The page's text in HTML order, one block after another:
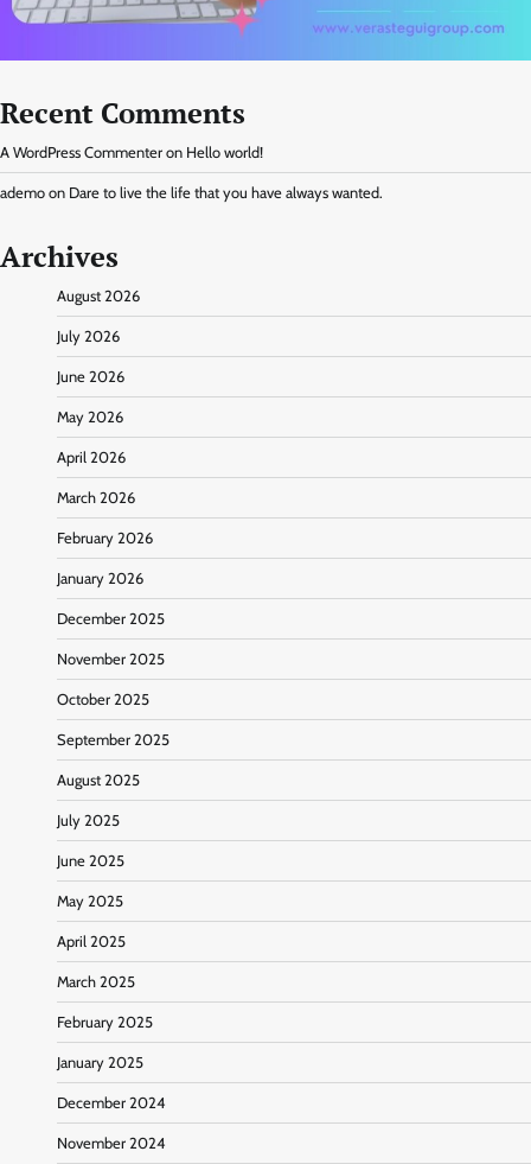
Recent Comments
A WordPress Commenter on Hello world!
ademo on Dare to live the life that you have always wanted.
Archives
August 2026
July 2026
June 2026
May 2026
April 2026
March 2026
February 2026
January 2026
December 2025
November 2025
October 2025
September 2025
August 2025
July 2025
June 2025
May 2025
April 2025
March 2025
February 2025
January 2025
December 2024
November 2024